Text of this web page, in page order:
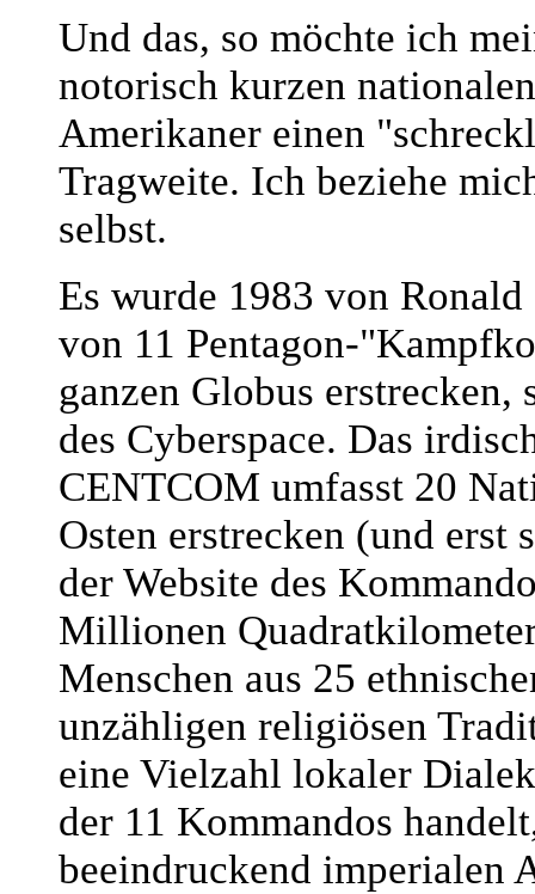
Und das, so möchte ich
notorisch kurzen
Amerikaner einen
Tragweite. Ich beziehe
selbst.
Es wurde 1983 von
von 11 Pentagon-
ganzen Globus erstrecken,
des Cyberspace. Das
CENTCOM umfasst 20
Osten erstrecken (und
der Website des
Millionen
Menschen aus 25
unzähligen religiösen
eine Vielzahl lokaler
der 11 Kommandos
beeindruckend imperialen